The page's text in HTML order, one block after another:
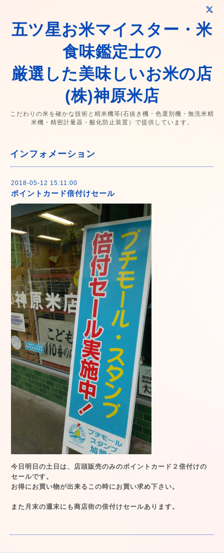
五ツ星お米マイスター・米
食味鑑定士の
厳選した美味しいお米の店
(株)神原米店
こだわりの米を確かな技術と精米機等(石抜き機・色選別機・無洗米精
米機・精密計量器・酸化防止装置）で提供しています。
インフォメーション
2018-05-12 15:11:00
ポイントカード倍付けセール
今日明日の土日は、店頭販売のみのポイントカード２倍付けの
セールです。
お得にお買い物が出来るこの時にお買い求め下さい。
また月末の週末にも商店街の倍付けセールあります。